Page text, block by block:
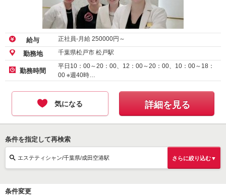
給与 正社員-月給 250000円～
勤務地 千葉県松戸市 松戸駅
勤務時間
平日10：00～20：00、12：00～20：00、10：00～18：
00 ※週40時…
気になる 詳細を見る
条件を指定して再検索
エステティシャン/千葉県/成田空港駅 さらに絞り込む▼
条件変更